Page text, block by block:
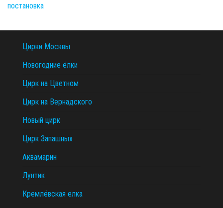
Цирки Москвы
Новогодние ёлки
Цирк на Цветном
Цирк на Вернадского
Новый цирк
Цирк Запашных
Аквамарин
Лунтик
Кремлёвская елка